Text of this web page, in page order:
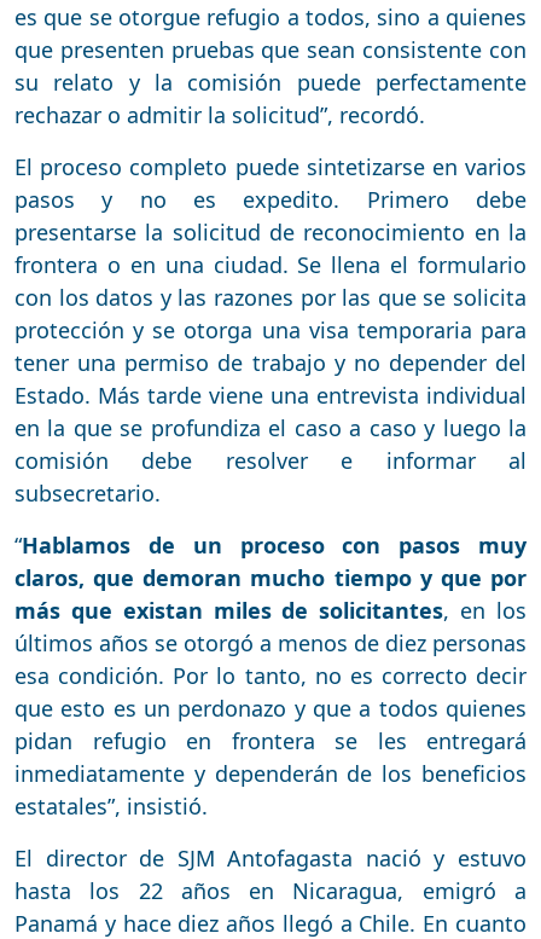
es que se otorgue refugio a todos, sino a quienes
que presenten pruebas que sean consistente con
su relato y la comisión puede perfectamente
rechazar o admitir la solicitud”, recordó.
El proceso completo puede sintetizarse en varios
pasos y no es expedito. Primero debe
presentarse la solicitud de reconocimiento en la
frontera o en una ciudad. Se llena el formulario
con los datos y las razones por las que se solicita
protección y se otorga una visa temporaria para
tener una permiso de trabajo y no depender del
Estado. Más tarde viene una entrevista individual
en la que se profundiza el caso a caso y luego la
comisión debe resolver e informar al
subsecretario.
“Hablamos de un proceso con pasos muy
claros, que demoran mucho tiempo y que por
más que existan miles de solicitantes, en los
últimos años se otorgó a menos de diez personas
esa condición. Por lo tanto, no es correcto decir
que esto es un perdonazo y que a todos quienes
pidan refugio en frontera se les entregará
inmediatamente y dependerán de los beneficios
estatales”, insistió.
El director de SJM Antofagasta nació y estuvo
hasta los 22 años en Nicaragua, emigró a
Panamá y hace diez años llegó a Chile. En cuanto